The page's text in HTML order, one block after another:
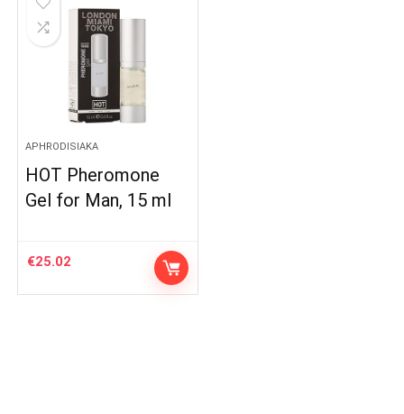
APHRODISIAKA
HOT Pheromone
Gel for Man, 15 ml
€25.02